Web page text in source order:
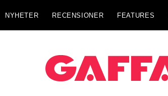
NYHETER RECENSIONER FEATURES